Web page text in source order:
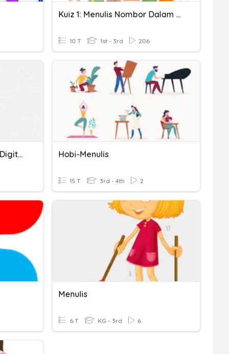
Kuiz 1: Menulis Nombor Dalam Angka Dan Perkataan (Tahun 2)
10 T 1st - 3rd 206
Multiplication 1 Digit By 2 Digits Regrouping Hobi-Menulis
15 T 3rd - 4th 2
Menulis
6 T KG - 3rd 6